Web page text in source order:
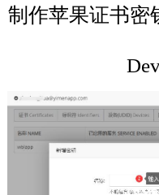
制作苹果证书密